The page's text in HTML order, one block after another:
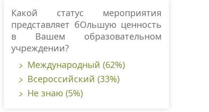
Какой статус мероприятия
представляет бОльшую ценность
в Вашем образовательном
учреждении?
Международный (62%)
Всероссийский (33%)
Не знаю (5%)